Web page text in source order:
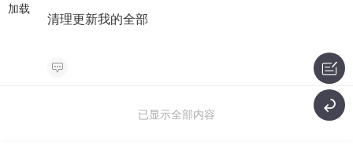
加载
清理更新我的全部
已显示全部内容